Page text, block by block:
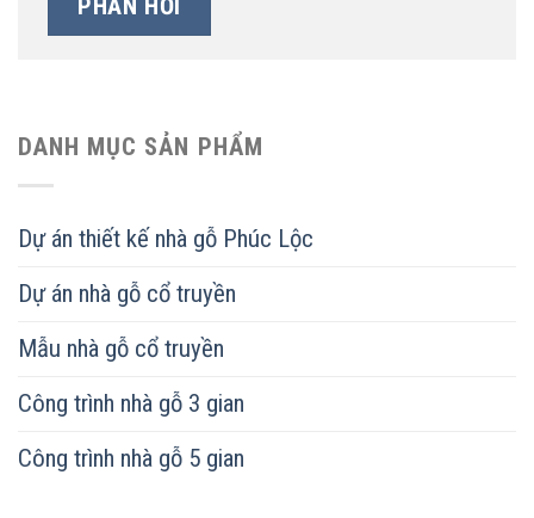
DANH MỤC SẢN PHẨM
Dự án thiết kế nhà gỗ Phúc Lộc
Dự án nhà gỗ cổ truyền
Mẫu nhà gỗ cổ truyền
Công trình nhà gỗ 3 gian
Công trình nhà gỗ 5 gian